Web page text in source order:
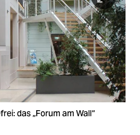
das „Forum am Wall“